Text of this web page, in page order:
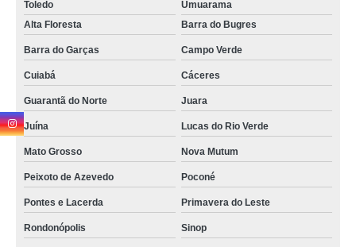
Toledo
Umuarama
Alta Floresta
Barra do Bugres
Barra do Garças Campo Verde
Cuiabá Cáceres
Guarantã do Norte Juara
Juína Lucas do Rio Verde
Mato Grosso Nova Mutum
Peixoto de Azevedo Poconé
Pontes e Lacerda Primavera do Leste
Rondonópolis Sinop